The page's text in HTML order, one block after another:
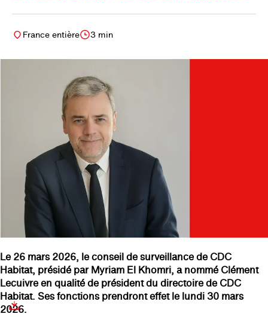
France entière 3 min
Le 26 mars 2026, le conseil de surveillance de CDC
Habitat, présidé par Myriam El Khomri, a nommé Clément
Lecuivreen qualité de président du directoire de CDC
Habitat. Ses fonctions prendront effet le lundi 30 mars
2026.